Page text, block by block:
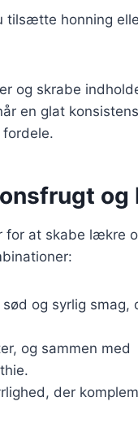
tilsætte honning
og skrabe
en glat
for at skabe lækre
og syrlig smag,
og sammen med
der